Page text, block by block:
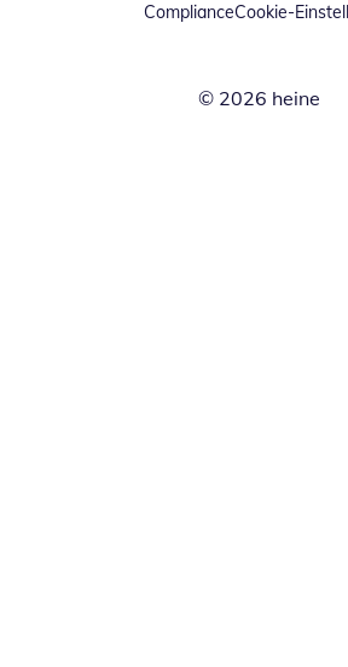
ComplianceCookie-
© 2026 heine